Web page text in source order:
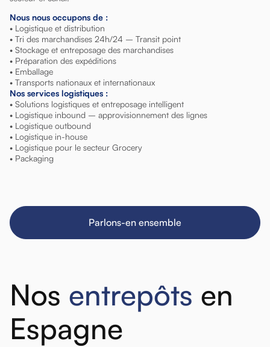
Nous nous occupons de :
• Logistique et distribution
• Tri des marchandises 24h/24 – Transit point
• Stockage et entreposage des marchandises
• Préparation des expéditions
• Emballage
• Transports nationaux et internationaux
Nos services logistiques :
• Solutions logistiques et entreposage intelligent
• Logistique inbound – approvisionnement des lignes
• Logistique outbound
• Logistique in-house
• Logistique pour le secteur Grocery
• Packaging
Parlons-en ensemble
Nos entrepôts en
Espagne